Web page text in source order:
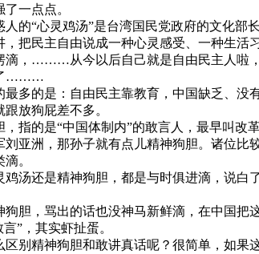
一点点。
人的“心灵鸡汤”是台湾国民党政府的文化部
，把民主自由说成一种心灵感受、一种生
滴，………从今以后自己就是自由民主人啦
………
最多的是：自由民主靠教育，中国缺乏、没
放狗屁差不多。
，指的是“中国体制内”的敢言人，最早叫改
刘亚洲，那孙子就有点儿精神狗胆。诸位比
。
鸡汤还是精神狗胆，都是与时俱进滴，说白
狗胆，骂出的话也没神马新鲜滴，在中国把
言”，其实虾扯蛋。
区别精神狗胆和敢讲真话呢？很简单，如果